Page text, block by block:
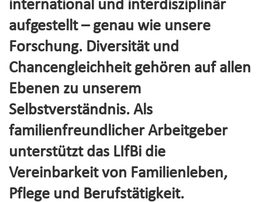
international und interdisziplinär
aufgestellt – genau wie unsere
Forschung. Diversität und
Chancengleichheit gehören auf allen
Ebenen zu unserem
Selbstverständnis. Als
familienfreundlicher Arbeitgeber
unterstützt das LIfBi die
Vereinbarkeit von Familienleben,
Pflege und Berufstätigkeit.